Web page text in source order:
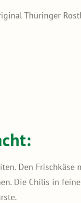
Thüringer
Den Frischkäse
Die Chilis in